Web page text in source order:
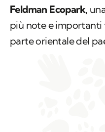
Feldman Ecopark,
più note e importanti
parte orientale del